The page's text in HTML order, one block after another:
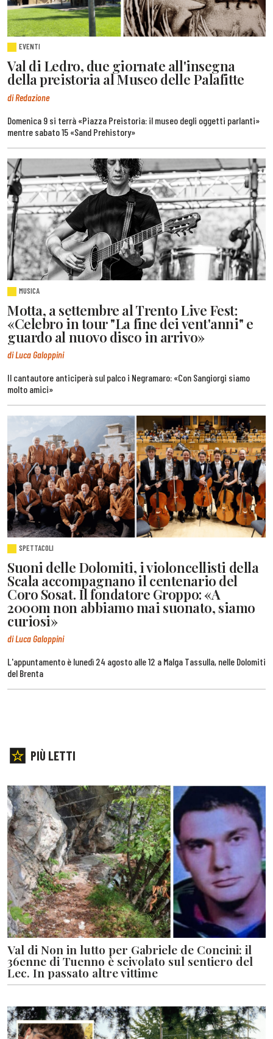
EVENTI
Val di Ledro, due giornate all'insegna
della preistoria al Museo delle Palafitte
di Redazione
Domenica 9 si terrà «Piazza Preistoria: il museo degli oggetti parlanti»
mentre sabato 15 «Sand Prehistory»
MUSICA
Motta, a settembre al Trento Live Fest:
«Celebro in tour "La fine dei vent'anni" e
guardo al nuovo disco in arrivo»
di Luca Galoppini
Il cantautore anticiperà sul palco i Negramaro: «Con Sangiorgi siamo
molto amici»
SPETTACOLI
Suoni delle Dolomiti, i violoncellisti della
Scala accompagnano il centenario del
Coro Sosat. Il fondatore Groppo: «A
2000m non abbiamo mai suonato, siamo
curiosi»
di Luca Galoppini
L'appuntamento è lunedì 24 agosto alle 12 a Malga Tassulla, nelle Dolomiti
del Brenta
PIÙ LETTI
Val di Non in lutto per Gabriele de Concini: il
36enne di Tuenno è scivolato sul sentiero del
Lec. In passato altre vittime